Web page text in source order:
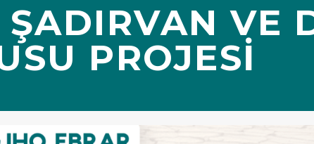
VE
PROJESİ